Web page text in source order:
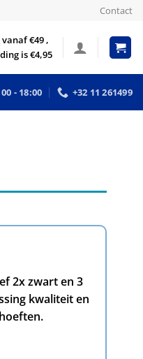
Contact
€49 ,
is €4,95
- 18:00 +32 11 261499
2x zwart en 3
kwaliteit en